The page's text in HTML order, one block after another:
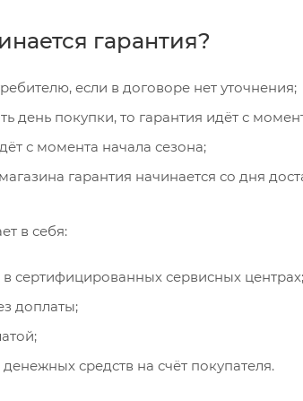
гарантия?
если в договоре нет уточнения;
день покупки, то гарантия идёт с
с момента начала сезона;
гарантия начинается со дня
в себя:
в сертифицированных сервисных центрах;
доплаты;
средств на счёт покупателя.